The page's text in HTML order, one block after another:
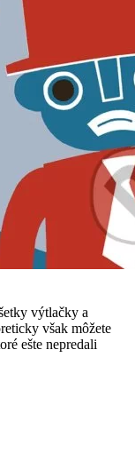
výtlačky a
však môžete
ešte nepredali